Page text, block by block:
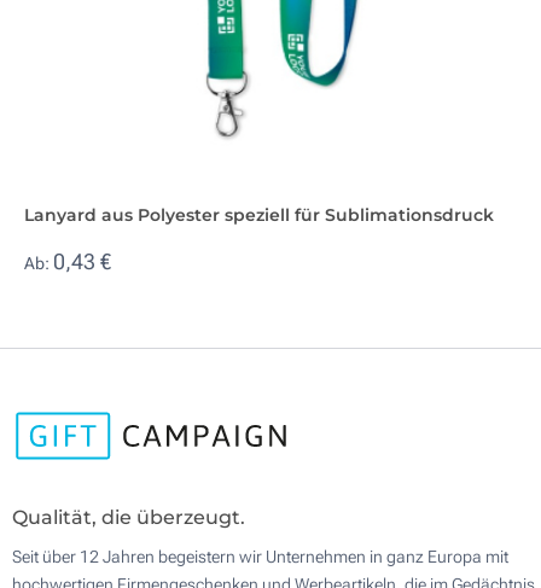
Lanyard aus Polyester speziell für Sublimationsdruck
Ab: 0,43 €
Qualität, die überzeugt.
Seit über 12 Jahren begeistern wir Unternehmen in ganz Europa mit